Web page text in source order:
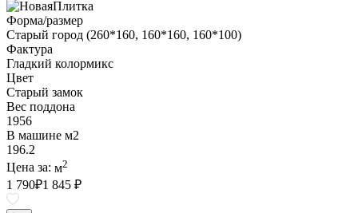
Форма/размер
Старый город (260*160, 160*160, 160*100)
Фактура
Гладкий колормикс
Цвет
Старый замок
Вес поддона
1956
В машине м2
196.2
Цена за: м2
1 790₽1 845 ₽